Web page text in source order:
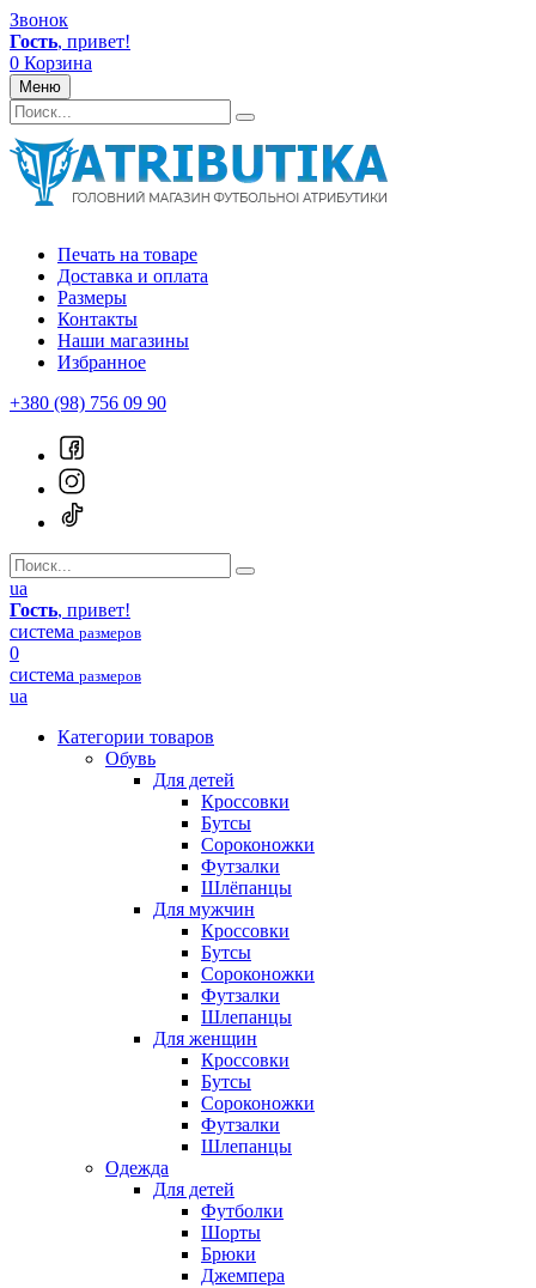
Звонок
Гость, привет!
0 Корзина
Меню
Печать на товаре
Доставка и оплата
Размеры
Контакты
Наши магазины
Избранное
+380 (98) 756 09 90
ua
Гость, привет!
система размеров
0
система размеров
ua
Категории товаров
Обувь
Для детей
Кроссовки
Бутсы
Сороконожки
Футзалки
Шлёпанцы
Для мужчин
Кроссовки
Бутсы
Сороконожки
Футзалки
Шлепанцы
Для женщин
Кроссовки
Бутсы
Сороконожки
Футзалки
Шлепанцы
Одежда
Для детей
Футболки
Шорты
Брюки
Джемпера